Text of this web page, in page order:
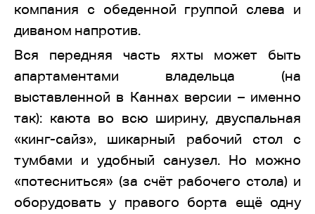
компания с обеденной группой слева и
диваном напротив.
Вся передняя часть яхты может быть
апартаментами владельца (на
выставленной в Каннах версии – именно
так): каюта во всю ширину, двуспальная
«кинг-сайз», шикарный рабочий стол с
тумбами и удобный санузел. Но можно
«потесниться» (за счёт рабочего стола) и
оборудовать у правого борта ещё одну